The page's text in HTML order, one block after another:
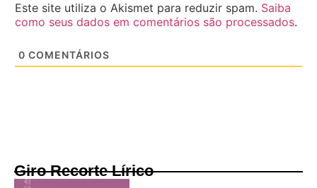
Este site utiliza o Akismet para reduzir spam. Saiba
como seus dados em comentários são processados.
0 COMENTÁRIOS
Giro Recorte Lírico